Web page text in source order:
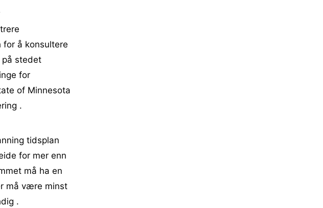
for å konsultere
på stedet
for
of Minnesota
.
tidsplan
for mer enn
må ha en
må være minst
.